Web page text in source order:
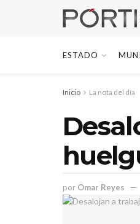
ESTADO
Inicio La nota del día
por Omar Reyes